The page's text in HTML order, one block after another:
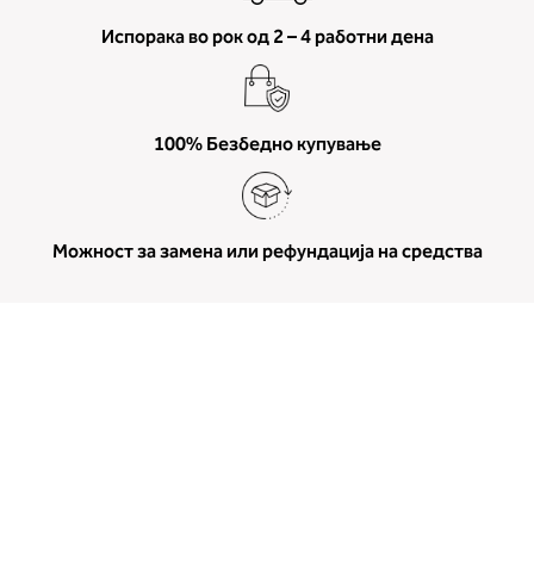
Испорака во рок од 2 – 4 работни дена
100% Безбедно купување
Можност за замена или рефундација на средства